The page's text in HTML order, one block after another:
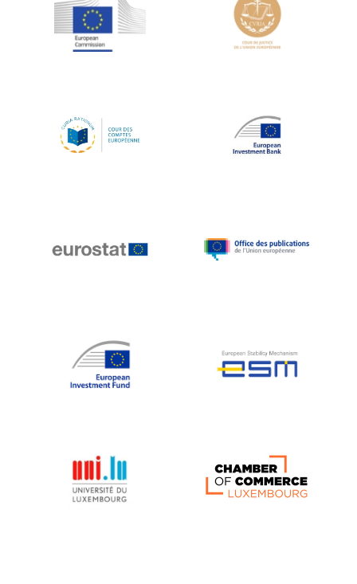
Jean-Louis Schiltz
Jean-Victor Louis
Johnny Åkerholm
Katharien L.C. Hunt
Klaus-Heiner Lehne
Koen LENAERTS
Lars Heikensten
Lucas Papademos
Máire Geoghegan-Quinn